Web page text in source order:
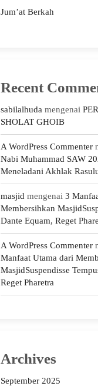
Jum’at Berkah
Recent
sabilalhuda mengenai
SHOLAT GHOIB
A WordPress Commenter
Nabi Muhammad SAW
Meneladani Akhlak
masjid mengenai 3
Membersihkan
Dante Equam, Reget
A WordPress Commenter
Manfaat Utama dari
MasjidSuspendisse
Reget Pharetra
Archives
September 2025